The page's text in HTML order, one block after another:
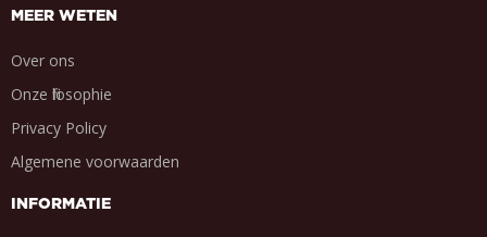
MEER WETEN
Over ons
Onze filosophie
Privacy Policy
Algemene voorwaarden
INFORMATIE